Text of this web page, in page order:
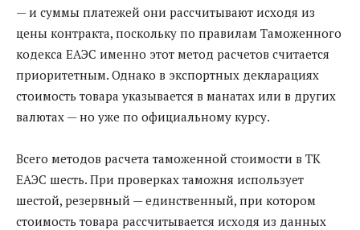
— и суммы платежей они рассчитывают исходя из
цены контракта, поскольку по правилам Таможенного
кодекса ЕАЭС именно этот метод расчетов считается
приоритетным. Однако в экспортных декларациях
стоимость товара указывается в манатах или в других
валютах — но уже по официальному курсу.
Всего методов расчета таможенной стоимости в ТК
ЕАЭС шесть. При проверках таможня использует
шестой, резервный — единственный, при котором
стоимость товара рассчитывается исходя из данных